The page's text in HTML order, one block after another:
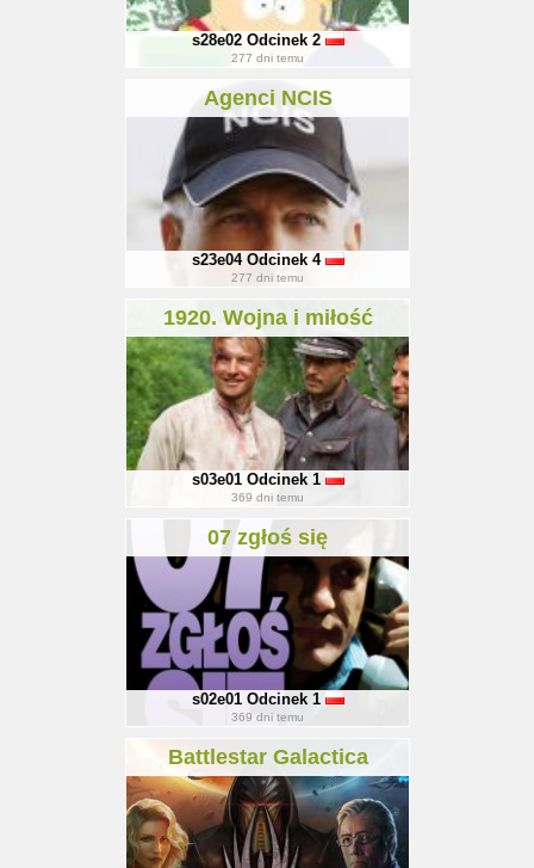
s28e02Odcinek 2
277 dni temu
Agenci NCIS
s23e04Odcinek 4
277 dni temu
1920. Wojna i miłość
s03e01Odcinek 1
369 dni temu
07 zgłoś się
s02e01Odcinek 1
369 dni temu
Battlestar Galactica